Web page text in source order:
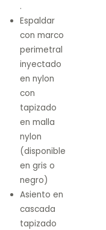
.
Espaldar
con marco
perimetral
inyectado
en nylon
con
tapizado
en malla
nylon
(disponible
en gris o
negro)
Asiento en
cascada
tapizado